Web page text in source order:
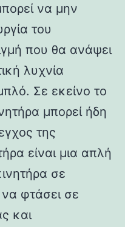
να μην
του
που θα ανάψει
λυχνία
Σε εκείνο το
μπορεί ήδη
της
είναι μια απλή
σε
να φτάσει σε
και